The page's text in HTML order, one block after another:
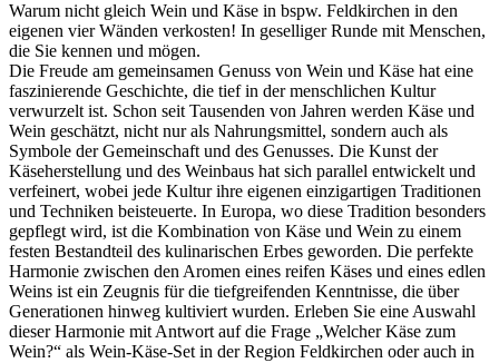
Warum nicht gleich Wein und Käse in bspw. Feldkirchen in den
eigenen vier Wänden verkosten! In geselliger Runde mit Menschen,
die Sie kennen und mögen.
Die Freude am gemeinsamen Genuss von Wein und Käse hat eine
faszinierende Geschichte, die tief in der menschlichen Kultur
verwurzelt ist. Schon seit Tausenden von Jahren werden Käse und
Wein geschätzt, nicht nur als Nahrungsmittel, sondern auch als
Symbole der Gemeinschaft und des Genusses. Die Kunst der
Käseherstellung und des Weinbaus hat sich parallel entwickelt und
verfeinert, wobei jede Kultur ihre eigenen einzigartigen Traditionen
und Techniken beisteuerte. In Europa, wo diese Tradition besonders
gepflegt wird, ist die Kombination von Käse und Wein zu einem
festen Bestandteil des kulinarischen Erbes geworden. Die perfekte
Harmonie zwischen den Aromen eines reifen Käses und eines edlen
Weins ist ein Zeugnis für die tiefgreifenden Kenntnisse, die über
Generationen hinweg kultiviert wurden. Erleben Sie eine Auswahl
dieser Harmonie mit Antwort auf die Frage „Welcher Käse zum
Wein?“ als Wein-Käse-Set in der Region Feldkirchen oder auch in